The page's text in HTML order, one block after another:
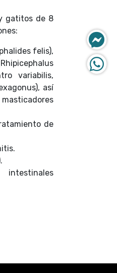
gatitos de 8
felis),
variabilis,
así
de